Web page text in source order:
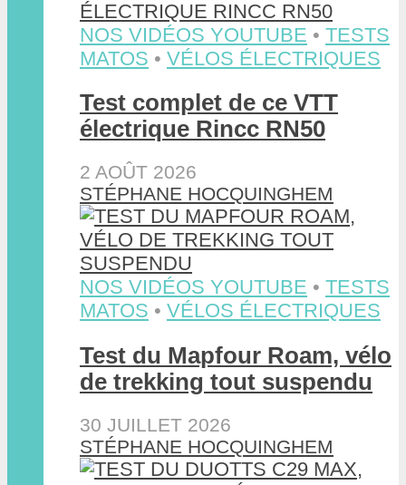
NOS VIDÉOS YOUTUBE • TESTS
MATOS • VÉLOS ÉLECTRIQUES
Test complet de ce VTT
électrique Rincc RN50
2 AOÛT 2026
STÉPHANE HOCQUINGHEM
NOS VIDÉOS YOUTUBE • TESTS
MATOS • VÉLOS ÉLECTRIQUES
Test du Mapfour Roam, vélo
de trekking tout suspendu
30 JUILLET 2026
STÉPHANE HOCQUINGHEM